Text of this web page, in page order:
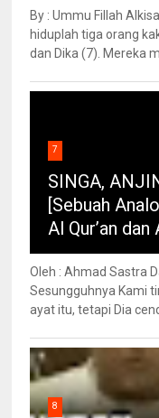
By : Ummu Fillah
hiduplah tiga orang
dan Dika (7). Mereka
7
SINGA,
[Sebuah
Al Qur’an dan
Oleh : Ahmad Sastra
Sesungguhnya Kami
ayat itu, tetapi Dia
8